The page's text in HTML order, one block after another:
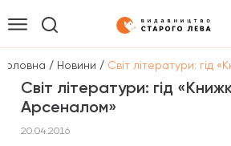
Головна / Новини / Світ літератури: гід
Світ літератури: гід
Арсеналом»
20.04.2016